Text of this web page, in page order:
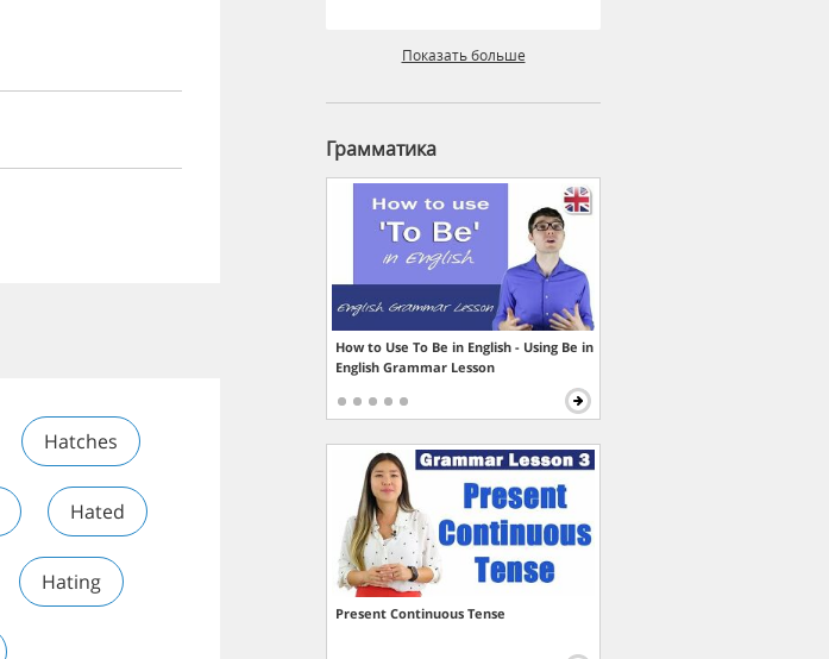
Hatches
Hated
Hating
Показать больше
Грамматика
How to Use To Be in English - Using Be in
English Grammar Lesson
Present Continuous Tense